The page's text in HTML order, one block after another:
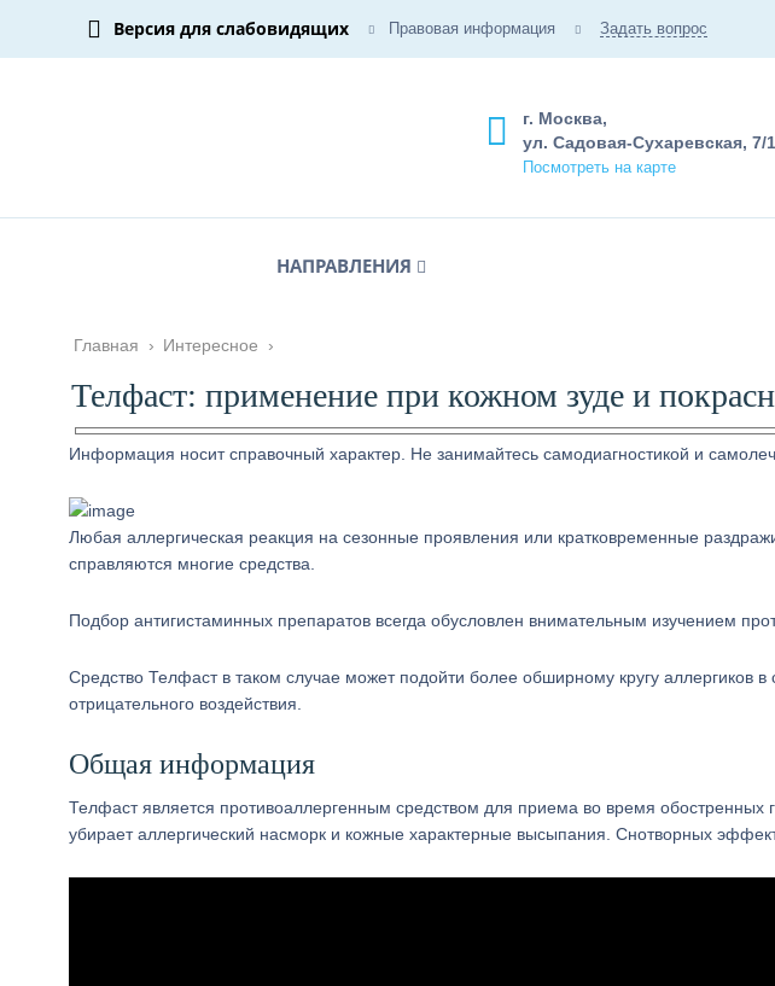
Версия для слабовидящих Правовая информация Задать вопрос
г. Москва,
ул. Садовая-Сухаревская, 7/1
Посмотреть на карте
НАПРАВЛЕНИЯ
Главная › Интересное ›
Телфаст: применение при кожном зуде и
Информация носит справочный характер. Не занимайтесь самодиагностикой и
Любая аллергическая реакция на сезонные проявления или кратковременные
справляются многие средства.
Подбор антигистаминных препаратов всегда обусловлен внимательным изучением
Средство Телфаст в таком случае может подойти более обширному кругу аллергиков в
отрицательного воздействия.
Общая информация
Телфаст является противоаллергенным средством для приема во время обостренных
убирает аллергический насморк и кожные характерные высыпания. Снотворных